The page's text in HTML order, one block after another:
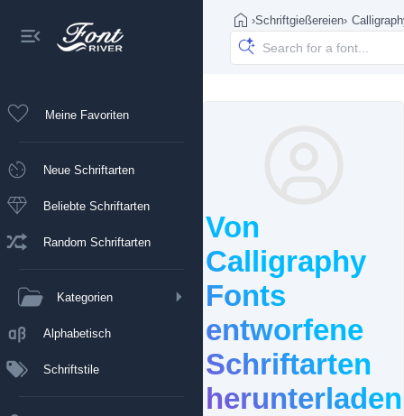
Meine Favoriten
Neue Schriftarten
Beliebte Schriftarten
Random Schriftarten
Kategorien
Alphabetisch
Schriftstile
›Schriftgießereien›
Von
Calligraphy
Fonts
entworfene
Schriftarten
herunterladen